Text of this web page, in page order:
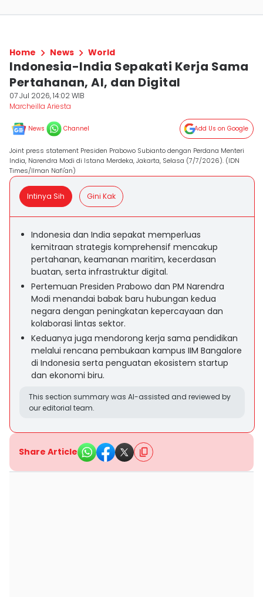
Home News World
Indonesia-India Sepakati Kerja Sama
Pertahanan, AI, dan Digital
07 Jul 2026, 14:02 WIB
Marcheilla Ariesta
News Channel Add Us on Google
Joint press statement Presiden Prabowo Subianto dengan Perdana Menteri
India, Narendra Modi di Istana Merdeka, Jakarta, Selasa (7/7/2026). (IDN
Times/Ilman Nafi'an)
Intinya Sih Gini Kak
Indonesia dan India sepakat memperluas
kemitraan strategis komprehensif mencakup
pertahanan, keamanan maritim, kecerdasan
buatan, serta infrastruktur digital.
Pertemuan Presiden Prabowo dan PM Narendra
Modi menandai babak baru hubungan kedua
negara dengan peningkatan kepercayaan dan
kolaborasi lintas sektor.
Keduanya juga mendorong kerja sama pendidikan
melalui rencana pembukaan kampus IIM Bangalore
di Indonesia serta penguatan ekosistem startup
dan ekonomi biru.
This section summary was AI-assisted and reviewed by
our editorial team.
Share Article